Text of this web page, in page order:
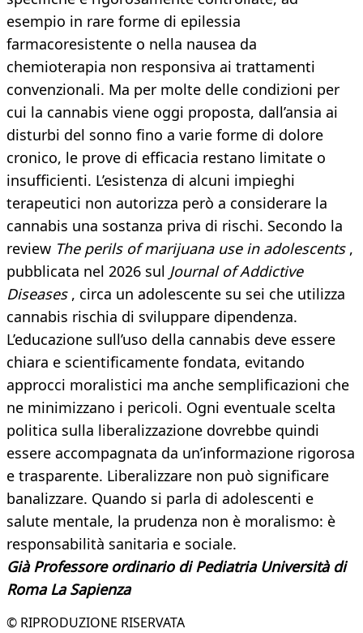
esempio in rare forme di epilessia
farmacoresistente o nella nausea da
chemioterapia non responsiva ai trattamenti
convenzionali. Ma per molte delle condizioni per
cui la cannabis viene oggi proposta, dall’ansia ai
disturbi del sonno fino a varie forme di dolore
cronico, le prove di efficacia restano limitate o
insufficienti. L’esistenza di alcuni impieghi
terapeutici non autorizza però a considerare la
cannabis una sostanza priva di rischi. Secondo la
review The perils of marijuana use in adolescents,
pubblicata nel 2026 sul Journal of Addictive
Diseases, circa un adolescente su sei che utilizza
cannabis rischia di sviluppare dipendenza.
L’educazione sull’uso della cannabis deve essere
chiara e scientificamente fondata, evitando
approcci moralistici ma anche semplificazioni che
ne minimizzano i pericoli. Ogni eventuale scelta
politica sulla liberalizzazione dovrebbe quindi
essere accompagnata da un’informazione rigorosa
e trasparente. Liberalizzare non può significare
banalizzare. Quando si parla di adolescenti e
salute mentale, la prudenza non è moralismo: è
responsabilità sanitaria e sociale.
Già Professore ordinario di Pediatria Università di
Roma La Sapienza
© RIPRODUZIONE RISERVATA